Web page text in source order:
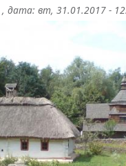
, дата: вт, 31.01.2017 -